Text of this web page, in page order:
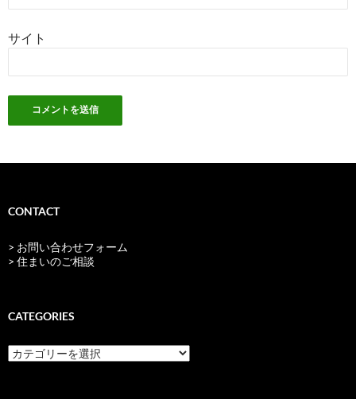
サイト
CONTACT
> お問い合わせフォーム
> 住まいのご相談
CATEGORIES
categories